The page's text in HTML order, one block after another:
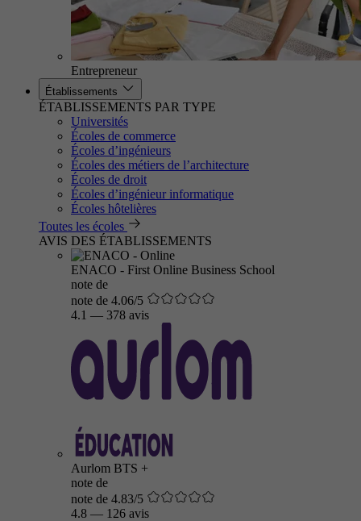
Entrepreneur
Établissements
ÉTABLISSEMENTS PAR TYPE
Universités
Écoles de commerce
Écoles d’ingénieurs
Écoles des métiers de l’architecture
Écoles de droit
Écoles d’ingénieur informatique
Écoles hôtelières
Toutes les écoles
AVIS DES ÉTABLISSEMENTS
ENACO - First Online Business School
note de
note de 4.06/5
4.1 — 378 avis
Aurlom BTS +
note de
note de 4.83/5
4.8 — 126 avis